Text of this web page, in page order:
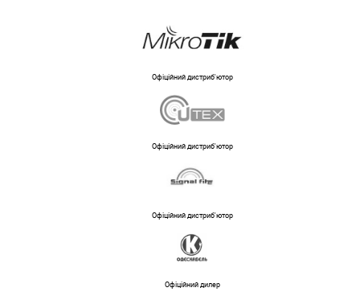
Офіційний дистриб'ютор
Офіційний дистриб'ютор
Офіційний дистриб'ютор
Офіційний дилер